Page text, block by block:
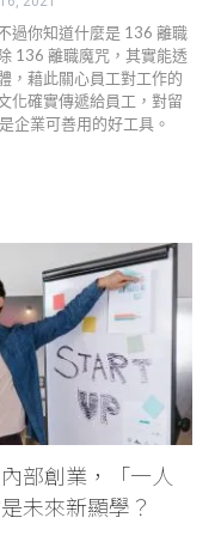
過你知道什麼是 136 離職
136 離職魔咒，其實能透
，藉此關心員工對工作的
化確實傳遞給員工，對留
企業可善用的好工具。
部創業，「一人
未來新顯學？